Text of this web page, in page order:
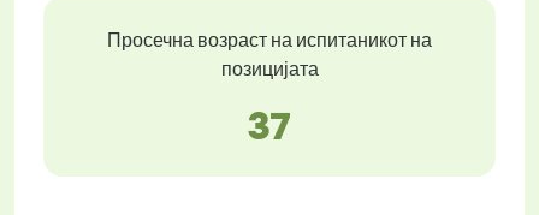
Просечна возраст на испитаникот на
позицијата
37